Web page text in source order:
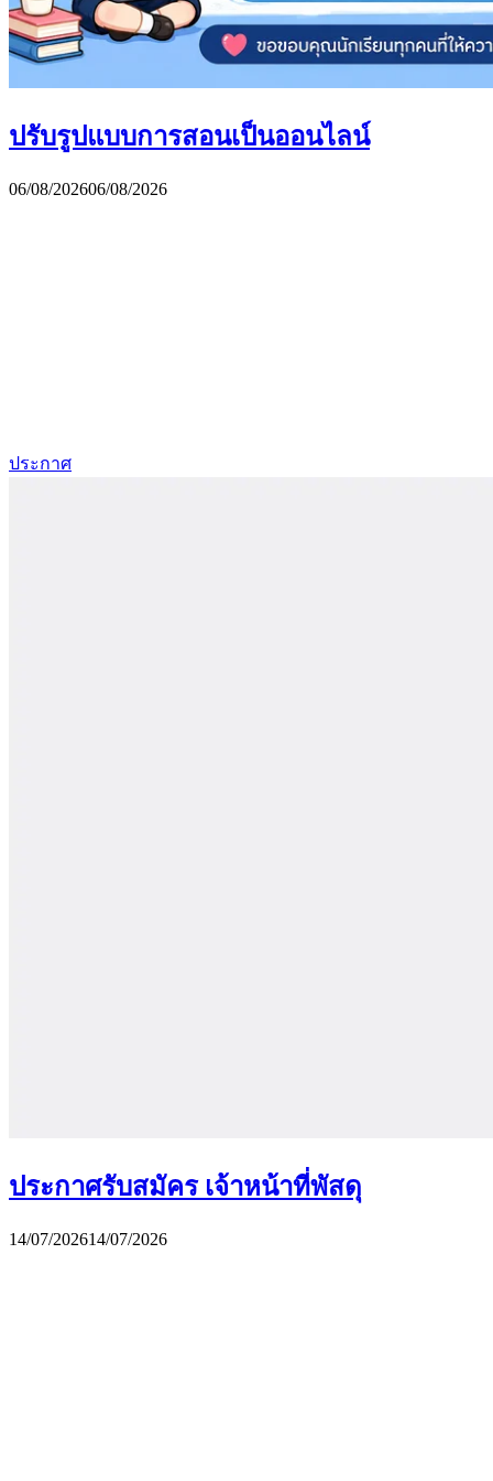
ปรับรูปแบบการสอนเป็นออนไลน์
06/08/202606/08/2026
ประกาศ
ประกาศรับสมัคร เจ้าหน้าที่พัสดุ
14/07/202614/07/2026